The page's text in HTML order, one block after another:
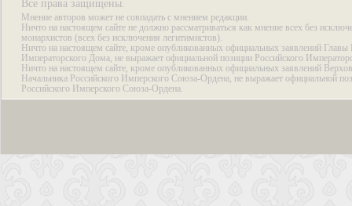
Все права защищены.
Мнение авторов может не совпадать с мнением редакции.
Ничто на настоящем сайте не должно рассматриваться как мнение всех без
монархистов (всех без исключения легитимистов).
Ничто на настоящем сайте, кроме опубликованных официальных заявлений Главы
Императорского Дома, не выражает официальной позиции Российского
Ничто на настоящем сайте, кроме опубликованных официальных заявлений
Начальника Российского Имперского Союза-Ордена, не выражает официальной
Российского Имперского Союза-Ордена.